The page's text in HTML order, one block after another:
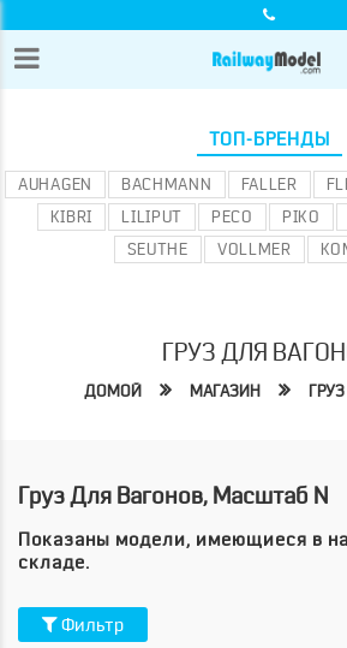
ТОП-БРЕНДЫ
AUHAGEN BACHMANN FALLER
KIBRI
LILIPUT PECO PIKO
SEUTHE
VOLLMER
ГРУЗ ДЛЯ
ДОМОЙ МАГАЗИН
Груз Для Вагонов, Масштаб N
Показаны модели, имеющиеся в
складе.
Фильтр